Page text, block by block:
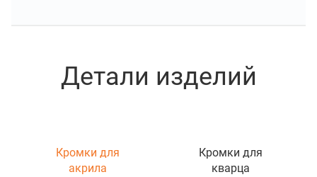
Детали изделий
Кромки для
акрила
Кромки для
кварца